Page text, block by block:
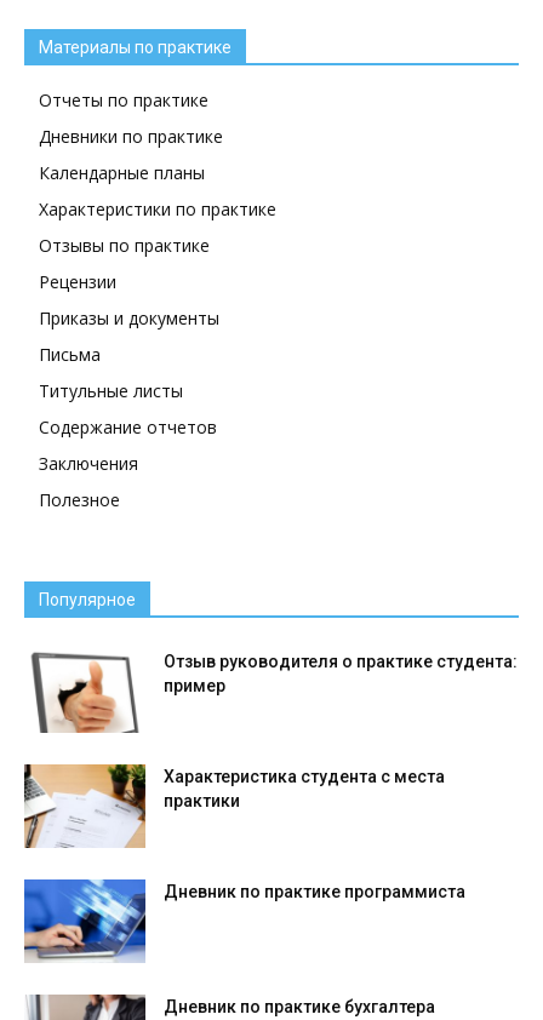
Материалы по практике
Отчеты по практике
Дневники по практике
Календарные планы
Характеристики по практике
Отзывы по практике
Рецензии
Приказы и документы
Письма
Титульные листы
Содержание отчетов
Заключения
Полезное
Популярное
Отзыв руководителя о практике студента:
пример
Характеристика студента с места
практики
Дневник по практике программиста
Дневник по практике бухгалтера